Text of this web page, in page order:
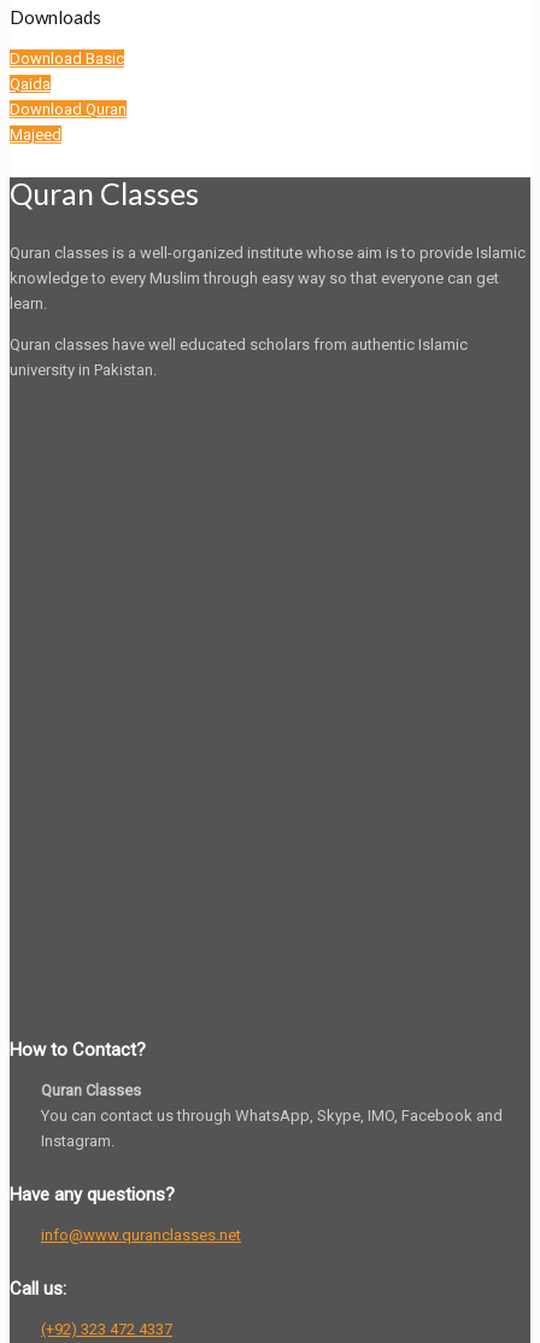
Downloads
Download Basic
Qaida
Download Quran
Majeed
Quran Classes
Quran classes is a well-organized institute whose aim is to provide Islamic
knowledge to every Muslim through easy way so that everyone can get
learn.
Quran classes have well educated scholars from authentic Islamic
university in Pakistan.
How to Contact?
Quran Classes
You can contact us through WhatsApp, Skype, IMO, Facebook and
Instagram.
Have any questions?
info@www.quranclasses.net
Call us:
(+92) 323 472 4337